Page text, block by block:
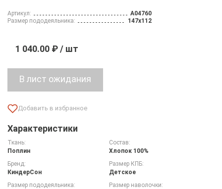
Артикул:
A04760
Размер пододеяльника:
147х112
1 040.00 ₽ / шт
Характеристики
Ткань:
Поплин
Состав:
Хлопок 100%
Бренд:
КиндерСон
Размер КПБ:
Детское
Размер пододеяльника:
Размер наволочки: